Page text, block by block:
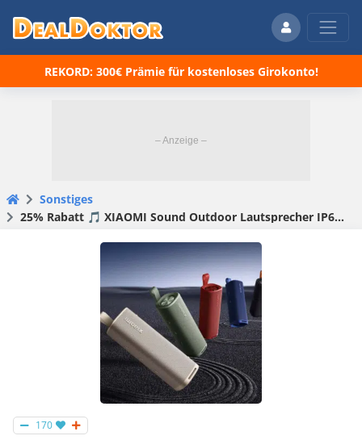
REKORD: 300€ Prämie für kostenloses Girokonto!
Sonstiges
25% Rabatt 🎵 XIAOMI Sound Outdoor Lautsprecher IP67 staub- und wasserdicht
170